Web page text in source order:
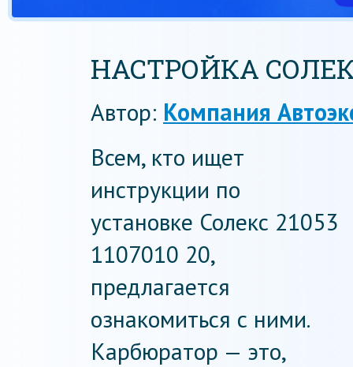
НАСТРОЙКА
Автор: Компания
Всем, кто ищет
инструкции по
установке Солекс 21053
1107010 20,
предлагается
ознакомиться с ними.
Карбюратор — это,